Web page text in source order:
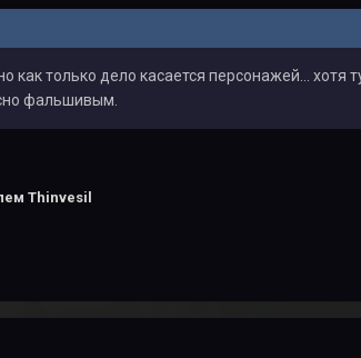
только дело касается персонажей... хотя
фальшивым.
Thinvesil